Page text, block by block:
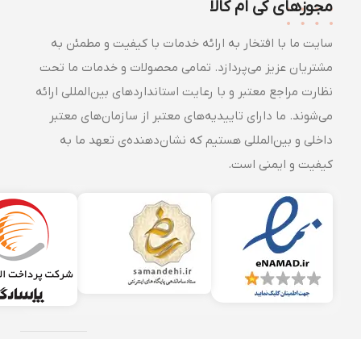
مجوزهای کی ام کالا
سایت ما با افتخار به ارائه خدمات با کیفیت و مطمئن به
مشتریان عزیز می‌پردازد. تمامی محصولات و خدمات ما تحت
نظارت مراجع معتبر و با رعایت استانداردهای بین‌المللی ارائه
می‌شوند. ما دارای تاییدیه‌های معتبر از سازمان‌های معتبر
داخلی و بین‌المللی هستیم که نشان‌دهنده‌ی تعهد ما به
کیفیت و ایمنی است.